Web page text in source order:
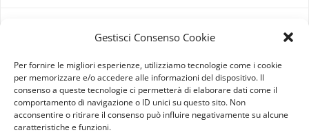
Gestisci Consenso Cookie
Per fornire le migliori esperienze, utilizziamo tecnologie come i cookie
per memorizzare e/o accedere alle informazioni del dispositivo. Il
consenso a queste tecnologie ci permetterà di elaborare dati come il
comportamento di navigazione o ID unici su questo sito. Non
acconsentire o ritirare il consenso può influire negativamente su alcune
caratteristiche e funzioni.
Indirizzi
Metodi di pagamento